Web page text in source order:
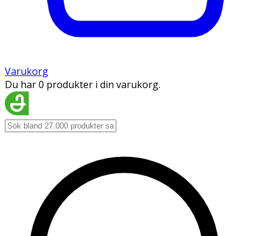
Varukorg
Du har 0 produkter i din varukorg.